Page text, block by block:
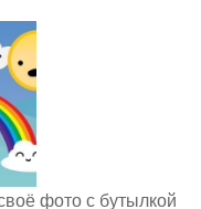
фото с бутылкой